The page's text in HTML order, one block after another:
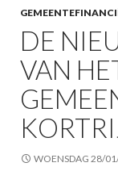
DE
VAN
WOENSDAG 28/